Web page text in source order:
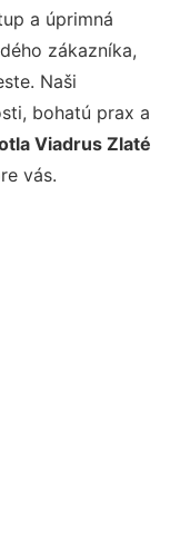
a úprimná
zákazníka,
Naši
bohatú prax a
Viadrus Zlaté
vás.